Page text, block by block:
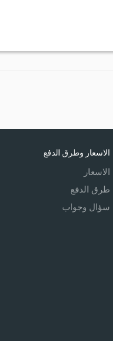
الاسعار وطرق الدفع
الاسعار
طرق الدفع
سؤال وجواب